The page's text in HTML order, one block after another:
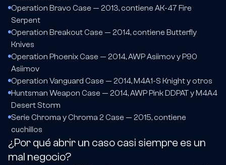
Operation Bravo Case — 2013, contiene AK-47 Fire
Serpent
Operation Breakout Case — 2014, contiene Butterfly
Knives
Operation Phoenix Case — 2014, AWP Asiimov y P90
Asiimov
Operation Vanguard Case — 2014, M4A1-S Knight y otros
Huntsman Weapon Case — 2014, AWP Pink DDPAT y M4A4
Desert Storm
Serie Chroma y Chroma 2 Case — 2015, contiene
cuchillos
¿Por qué abrir un caso casi siempre es un
mal negocio?